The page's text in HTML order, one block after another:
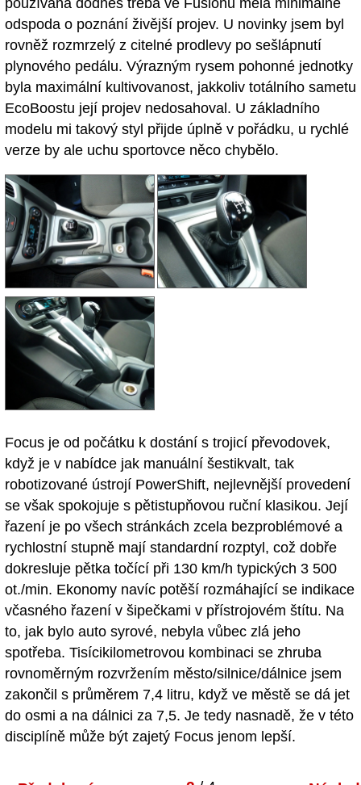
používaná dodnes třeba ve Fusionu měla minimálně
odspoda o poznání živější projev. U novinky jsem byl
rovněž rozmrzelý z citelné prodlevy po sešlápnutí
plynového pedálu. Výrazným rysem pohonné jednotky
byla maximální kultivovanost, jakkoliv totálního sametu
EcoBoostu její projev nedosahoval. U základního
modelu mi takový styl přijde úplně v pořádku, u rychlé
verze by ale uchu sportovce něco chybělo.
Focus je od počátku k dostání s trojicí převodovek,
když je v nabídce jak manuální šestikvalt, tak
robotizované ústrojí PowerShift, nejlevnější provedení
se však spokojuje s pětistupňovou ruční klasikou. Její
řazení je po všech stránkách zcela bezproblémové a
rychlostní stupně mají standardní rozptyl, což dobře
dokresluje pětka točící při 130 km/h typických 3 500
ot./min. Ekonomy navíc potěší rozmáhající se indikace
včasného řazení v šipečkami v přístrojovém štítu. Na
to, jak bylo auto syrové, nebyla vůbec zlá jeho
spotřeba. Tisícikilometrovou kombinaci se zhruba
rovnoměrným rozvržením město/silnice/dálnice jsem
zakončil s průměrem 7,4 litru, když ve městě se dá jet
do osmi a na dálnici za 7,5. Je tedy nasnadě, že v této
disciplíně může být zajetý Focus jenom lepší.